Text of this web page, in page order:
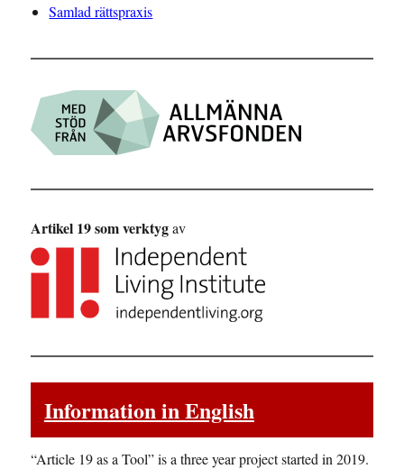
Samlad rättspraxis
Artikel 19 som verktygav
Information in English
“Article 19 as a Tool” is a three year project started in 2019.